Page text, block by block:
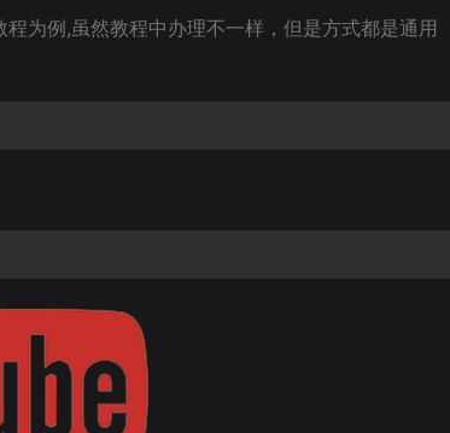
为例,虽然教程中办理不一样，但是方式都是通用